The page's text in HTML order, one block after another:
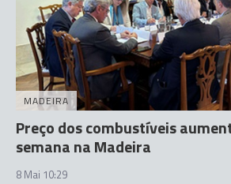
MADEIRA
Preço dos combustíveis
semana na Madeira
8 Mai 10:29